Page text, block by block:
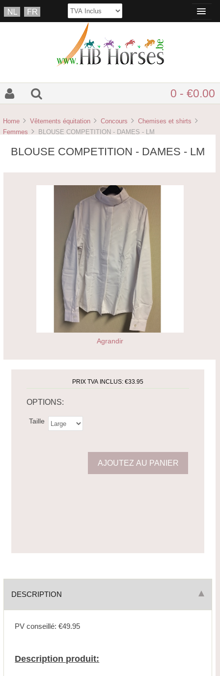
0 - €0.00
Home Vêtements équitation Concours
Chemises et shirts
Femmes
BLOUSE COMPETITION - DAMES - LM
BLOUSE COMPETITION - DAMES - LM
Agrandir
PRIX TVA INCLUS:€33.95
OPTIONS:
Taille
DESCRIPTION
PV conseillé: €49.95
Description produit: